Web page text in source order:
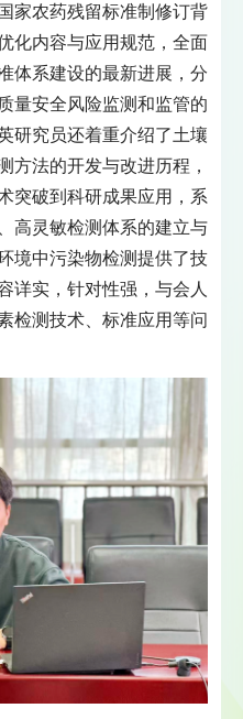
家农药残留标准制修订背
化内容与应用规范，全面
体系建设的最新进展，分
量安全风险监测和监管的
研究员还着重介绍了土壤
方法的开发与改进历程，
突破到科研成果应用，系
高灵敏检测体系的建立与
境中污染物检测提供了技
详实，针对性强，与会人
检测技术、标准应用等问